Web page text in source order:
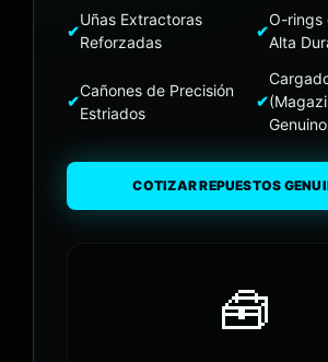
✔
Uñas Extractoras
Reforzadas
✔
O-rings
Alta
✔
Cañones de Precisión
Estriados
✔
COTIZAR REPUESTOS
🧰